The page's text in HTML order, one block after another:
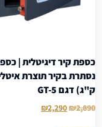
כספת קיר דיגיטלית |
ק"ג) דגם GT-5
₪2,890
₪2,290